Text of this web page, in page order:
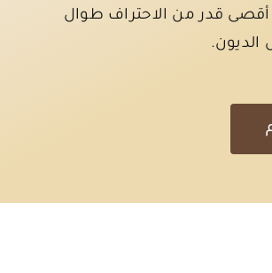
أقصى قدر من الاحتراف طوال
الديون.